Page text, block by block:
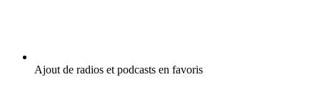
Ajout de radios et podcasts en favoris